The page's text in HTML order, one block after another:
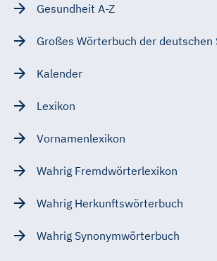
Gesundheit A-Z
Großes Wörterbuch der deutschen
Kalender
Lexikon
Vornamenlexikon
Wahrig Fremdwörterlexikon
Wahrig Herkunftswörterbuch
Wahrig Synonymwörterbuch